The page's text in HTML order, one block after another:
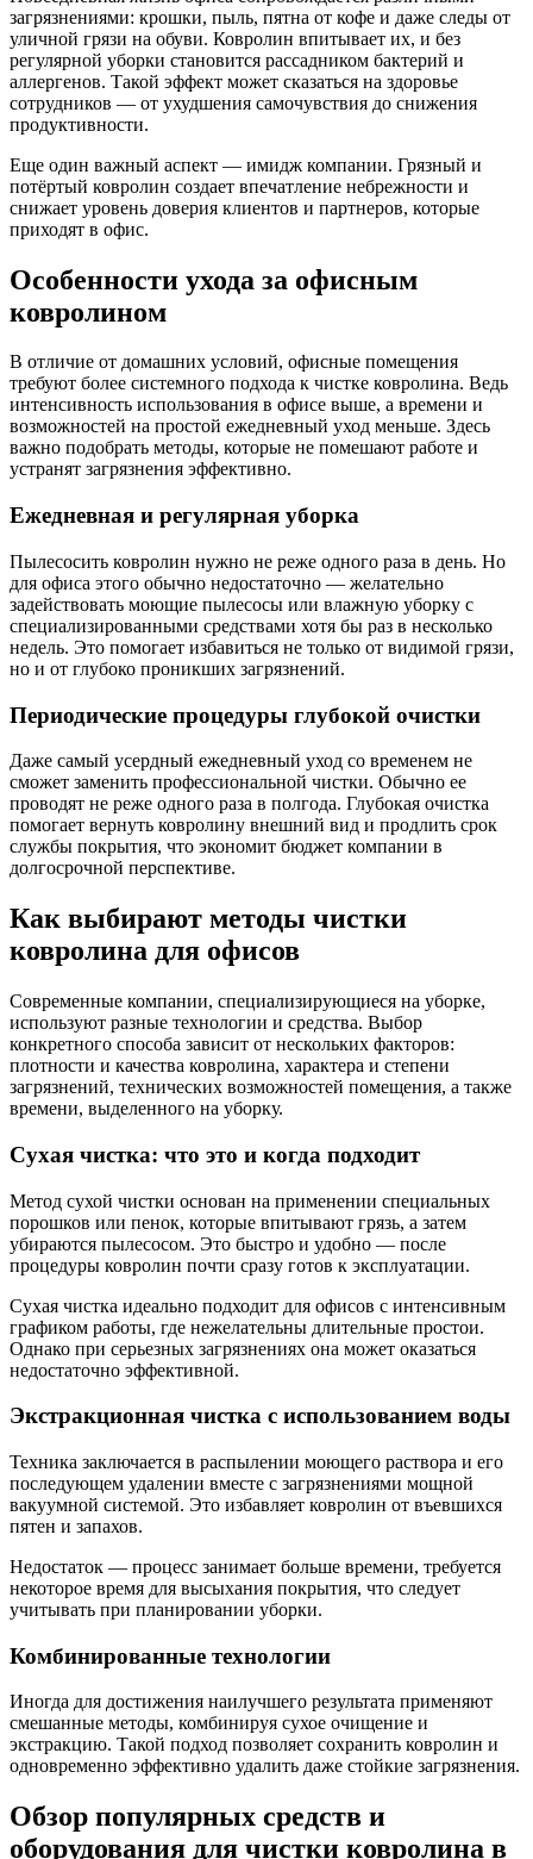
загрязнениями: крошки, пыль, пятна от кофе и даже следы от
уличной грязи на обуви. Ковролин впитывает их, и без
регулярной уборки становится рассадником бактерий и
аллергенов. Такой эффект может сказаться на здоровье
сотрудников — от ухудшения самочувствия до снижения
продуктивности.
Еще один важный аспект — имидж компании. Грязный и
потёртый ковролин создает впечатление небрежности и
снижает уровень доверия клиентов и партнеров, которые
приходят в офис.
Особенности ухода за офисным
ковролином
В отличие от домашних условий, офисные помещения
требуют более системного подхода к чистке ковролина. Ведь
интенсивность использования в офисе выше, а времени и
возможностей на простой ежедневный уход меньше. Здесь
важно подобрать методы, которые не помешают работе и
устранят загрязнения эффективно.
Ежедневная и регулярная уборка
Пылесосить ковролин нужно не реже одного раза в день. Но
для офиса этого обычно недостаточно — желательно
задействовать моющие пылесосы или влажную уборку с
специализированными средствами хотя бы раз в несколько
недель. Это помогает избавиться не только от видимой грязи,
но и от глубоко проникших загрязнений.
Периодические процедуры глубокой очистки
Даже самый усердный ежедневный уход со временем не
сможет заменить профессиональной чистки. Обычно ее
проводят не реже одного раза в полгода. Глубокая очистка
помогает вернуть ковролину внешний вид и продлить срок
службы покрытия, что экономит бюджет компании в
долгосрочной перспективе.
Как выбирают методы чистки
ковролина для офисов
Современные компании, специализирующиеся на уборке,
используют разные технологии и средства. Выбор
конкретного способа зависит от нескольких факторов:
плотности и качества ковролина, характера и степени
загрязнений, технических возможностей помещения, а также
времени, выделенного на уборку.
Сухая чистка: что это и когда подходит
Метод сухой чистки основан на применении специальных
порошков или пенок, которые впитывают грязь, а затем
убираются пылесосом. Это быстро и удобно — после
процедуры ковролин почти сразу готов к эксплуатации.
Сухая чистка идеально подходит для офисов с интенсивным
графиком работы, где нежелательны длительные простои.
Однако при серьезных загрязнениях она может оказаться
недостаточно эффективной.
Экстракционная чистка с использованием воды
Техника заключается в распылении моющего раствора и его
последующем удалении вместе с загрязнениями мощной
вакуумной системой. Это избавляет ковролин от въевшихся
пятен и запахов.
Недостаток — процесс занимает больше времени, требуется
некоторое время для высыхания покрытия, что следует
учитывать при планировании уборки.
Комбинированные технологии
Иногда для достижения наилучшего результата применяют
смешанные методы, комбинируя сухое очищение и
экстракцию. Такой подход позволяет сохранить ковролин и
одновременно эффективно удалить даже стойкие загрязнения.
Обзор популярных средств и
оборудования для чистки ковролина в